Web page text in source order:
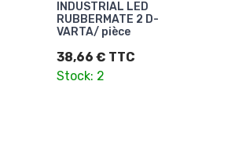
INDUSTRIAL LED
RUBBERMATE 2 D-
VARTA/ pièce
38,66 € TTC
Stock: 2